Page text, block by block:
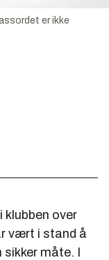
er ikke
klubben over
vært i stand å
sikker måte. I